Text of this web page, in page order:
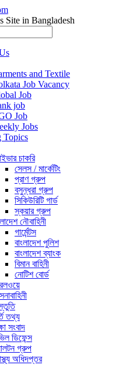
Site in Bangladesh
and Textile
Job Vacancy
Job
job
Job
Jobs
Topics
চাকরি
সেলস / মার্কেটিং
প্রাণ গ্রুপ
বসুন্ধরা গ্রুপ
সিকিউরিটি গার্ড
স্কয়ার গ্রুপ
নৌবাহিনী
গার্মেন্টস
বাংলাদেশ পুলিশ
বাংলাদেশ ব্যাংক
বিমান বাহিনী
নোটিশ বোর্ড
তথ্য
সংবাদ
ডিফেন্স
গ্রুপ
অধিদপ্তর